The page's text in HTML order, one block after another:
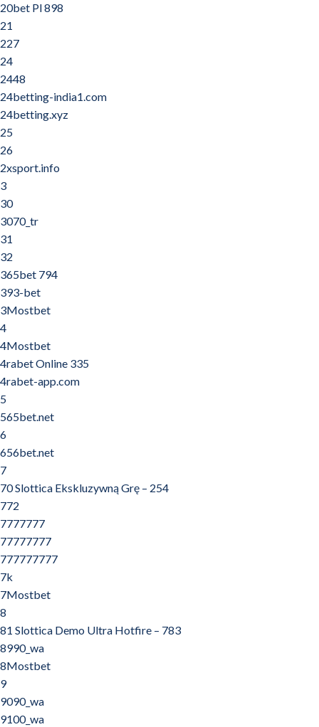
20bet Pl 898
21
227
24
2448
24betting-india1.com
24betting.xyz
25
26
2xsport.info
3
30
3070_tr
31
32
365bet 794
393-bet
3Mostbet
4
4Mostbet
4rabet Online 335
4rabet-app.com
5
565bet.net
6
656bet.net
7
70 Slottica Ekskluzywną Grę – 254
772
7777777
77777777
777777777
7k
7Mostbet
8
81 Slottica Demo Ultra Hotfire – 783
8990_wa
8Mostbet
9
9090_wa
9100_wa